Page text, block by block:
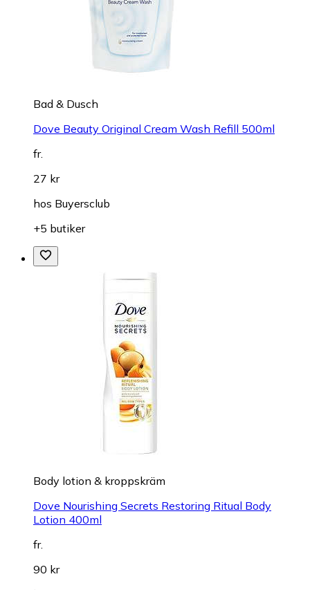
Bad & Dusch
Dove Beauty Original Cream Wash Refill 500ml
fr.
27 kr
hos Buyersclub
+5 butiker
Body lotion & kroppskräm
Dove Nourishing Secrets Restoring Ritual Body
Lotion 400ml
fr.
90 kr